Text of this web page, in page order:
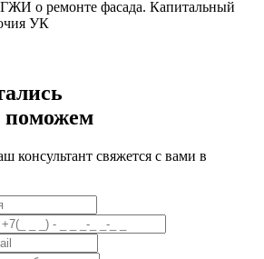
о ремонте фасада. Капитальный
УК
поможем
консультант свяжется с вами в